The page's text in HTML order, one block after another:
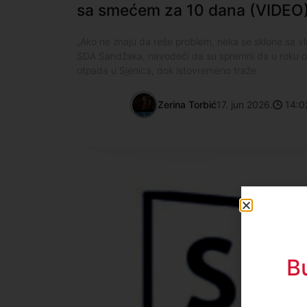
sa smećem za 10 dana (VIDEO)
Zerina Torbić17. jun 2026.